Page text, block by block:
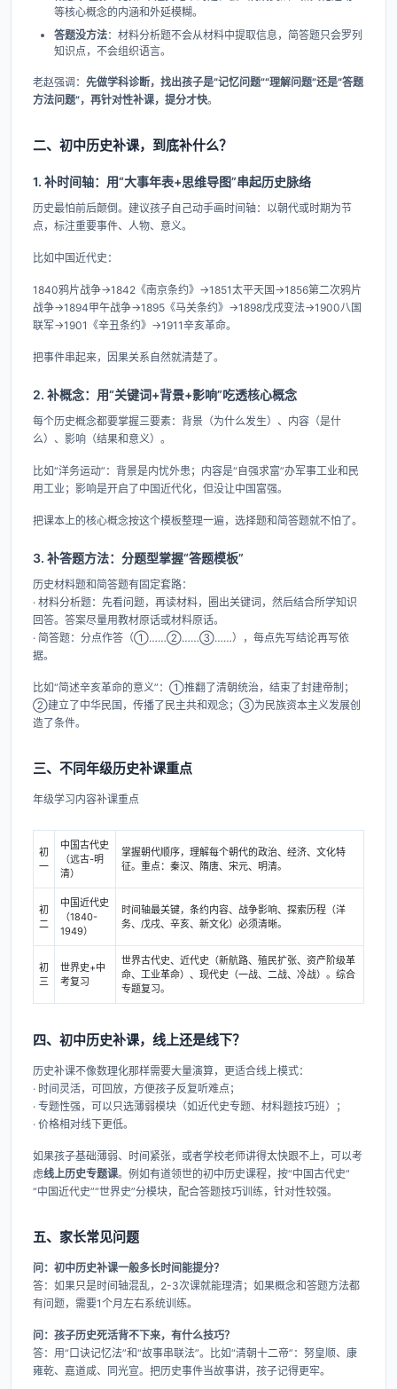
等核心概念的内涵和外延模糊。
答题没方法：材料分析题不会从材料中提取信息，简答题只会罗列
知识点，不会组织语言。
老赵强调： 先做学科诊断，找出孩子是“记忆问题”“理解问题”还是“答题
方法问题”，再针对性补课，提分才快。
二、初中历史补课，到底补什么？
1. 补时间轴：用“大事年表+思维导图”串起历史脉络
历史最怕前后颠倒。建议孩子自己动手画时间轴：以朝代或时期为节
点，标注重要事件、人物、意义。
比如中国近代史：
1840鸦片战争→1842《南京条约》→1851太平天国→1856第二次鸦片
战争→1894甲午战争→1895《马关条约》→1898戊戌变法→1900八国
联军→1901《辛丑条约》→1911辛亥革命。
把事件串起来，因果关系自然就清楚了。
2. 补概念：用“关键词+背景+影响”吃透核心概念
每个历史概念都要掌握三要素：背景（为什么发生）、内容（是什
么）、影响（结果和意义）。
比如“洋务运动”：背景是内忧外患；内容是“自强求富”办军事工业和民
用工业；影响是开启了中国近代化，但没让中国富强。
把课本上的核心概念按这个模板整理一遍，选择题和简答题就不怕了。
3. 补答题方法：分题型掌握“答题模板”
历史材料题和简答题有固定套路：
· 材料分析题：先看问题，再读材料，圈出关键词，然后结合所学知识
回答。答案尽量用教材原话或材料原话。
· 简答题：分点作答（①……②……③……），每点先写结论再写依
据。
比如“简述辛亥革命的意义”：①推翻了清朝统治，结束了封建帝制；
②建立了中华民国，传播了民主共和观念；③为民族资本主义发展创
造了条件。
三、不同年级历史补课重点
年级学习内容补课重点
初
一
中国古代史
（远古-明
清）
掌握朝代顺序，理解每个朝代的政治、经济、文化特
征。重点：秦汉、隋唐、宋元、明清。
初
二
中国近代史
（1840-
1949）
时间轴最关键，条约内容、战争影响、探索历程（洋
务、戊戌、辛亥、新文化）必须清晰。
初
三
世界史+中
考复习
世界古代史、近代史（新航路、殖民扩张、资产阶级革
命、工业革命）、现代史（一战、二战、冷战）。综合
专题复习。
四、初中历史补课，线上还是线下？
历史补课不像数理化那样需要大量演算，更适合线上模式：
· 时间灵活，可回放，方便孩子反复听难点；
· 专题性强，可以只选薄弱模块（如近代史专题、材料题技巧班）；
· 价格相对线下更低。
如果孩子基础薄弱、时间紧张，或者学校老师讲得太快跟不上，可以考
虑线上历史专题课。例如有道领世的初中历史课程，按“中国古代史”
“中国近代史”“世界史”分模块，配合答题技巧训练，针对性较强。
五、家长常见问题
问：初中历史补课一般多长时间能提分？
答：如果只是时间轴混乱，2-3次课就能理清；如果概念和答题方法都
有问题，需要1个月左右系统训练。
问：孩子历史死活背不下来，有什么技巧？
答：用“口诀记忆法”和“故事串联法”。比如“清朝十二帝”：努皇顺、康
雍乾、嘉道咸、同光宣。把历史事件当故事讲，孩子记得更牢。